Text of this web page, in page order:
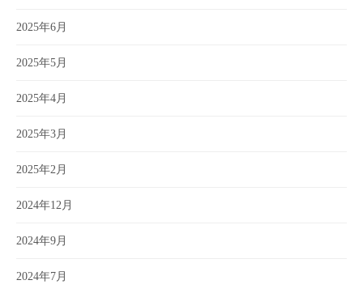
2025年6月
2025年5月
2025年4月
2025年3月
2025年2月
2024年12月
2024年9月
2024年7月